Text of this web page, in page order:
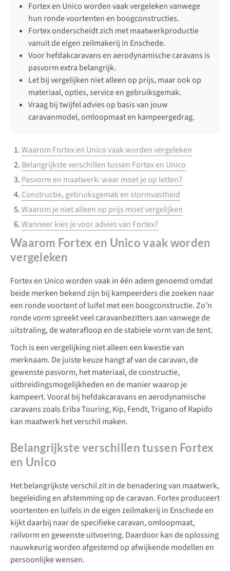
Fortex en Unico worden vaak vergeleken vanwege
hun ronde voortenten en boogconstructies.
Fortex onderscheidt zich met maatwerkproductie
vanuit de eigen zeilmakerij in Enschede.
Voor hefdakcaravans en aerodynamische caravans is
pasvorm extra belangrijk.
Let bij vergelijken niet alleen op prijs, maar ook op
materiaal, opties, service en gebruiksgemak.
Vraag bij twijfel advies op basis van jouw
caravanmodel, omloopmaat en kampeergedrag.
Waarom Fortex en Unico vaak worden vergeleken
Belangrijkste verschillen tussen Fortex en Unico
Pasvorm en maatwerk: waar moet je op letten?
Constructie, gebruiksgemak en stormvastheid
Waarom je niet alleen op prijs moet vergelijken
Wanneer kies je voor advies van Fortex?
Waarom Fortex en Unico vaak worden
vergeleken
Fortex en Unico worden vaak in één adem genoemd omdat
beide merken bekend zijn bij kampeerders die zoeken naar
een ronde voortent of luifel met een boogconstructie. Zo’n
ronde vorm spreekt veel caravanbezitters aan vanwege de
uitstraling, de waterafloop en de stabiele vorm van de tent.
Toch is een vergelijking niet alleen een kwestie van
merknaam. De juiste keuze hangt af van de caravan, de
gewenste pasvorm, het materiaal, de constructie,
uitbreidingsmogelijkheden en de manier waarop je
kampeert. Vooral bij hefdakcaravans en aerodynamische
caravans zoals Eriba Touring, Kip, Fendt, Trigano of Rapido
kan maatwerk het verschil maken.
Belangrijkste verschillen tussen Fortex
en Unico
Het belangrijkste verschil zit in de benadering van maatwerk,
begeleiding en afstemming op de caravan. Fortex produceert
voortenten en luifels in de eigen zeilmakerij in Enschede en
kijkt daarbij naar de specifieke caravan, omloopmaat,
railvorm en gewenste uitvoering. Daardoor kan de oplossing
nauwkeurig worden afgestemd op afwijkende modellen en
persoonlijke wensen.